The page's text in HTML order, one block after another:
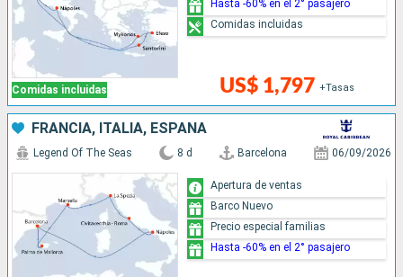
Comidas incluidas US$ 1,797 +Tasas
Hasta -60% en el 2° pasajero
Comidas incluidas
FRANCIA, ITALIA, ESPAÑA
Legend Of The Seas 8 d Barcelona 06/09/2026
Apertura de ventas
Barco Nuevo
Precio especial familias
Hasta -60% en el 2° pasajero